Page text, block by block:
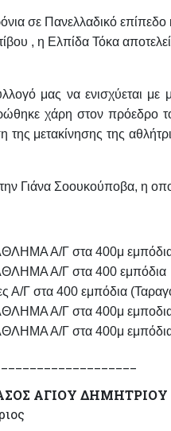
σε Πανελλαδικό
, η Ελπίδα Τόκα
μας να ενισχύεται με
χάρη στον πρόεδρο
της μετακίνησης της
Γιάνα Σοουκούποβα, η
Α/Γ στα 400μ
Α/Γ στα 400 εμπόδια
Α/Γ στα 400 εμπόδια
Α/Γ στα 400μ
Α/Γ στα 400μ
ΑΓΙΟΥ ΔΗΜΗΤΡΙΟΥ